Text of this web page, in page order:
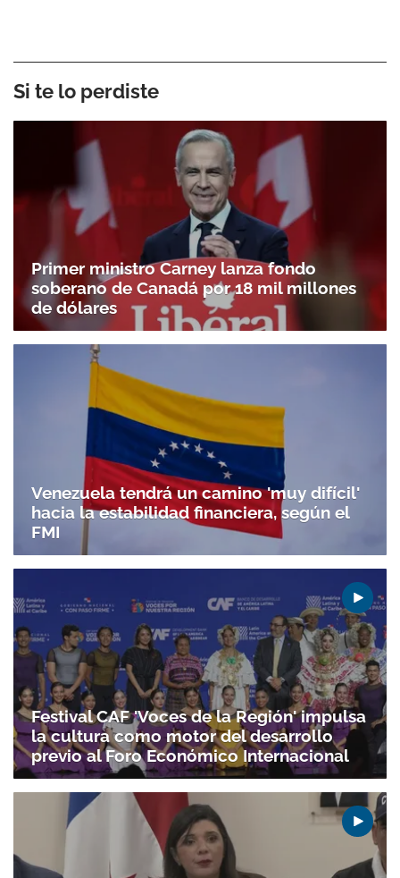
Si te lo perdiste
Primer ministro Carney lanza fondo
soberano de Canadá por 18 mil millones
de dólares
Venezuela tendrá un camino 'muy difícil'
hacia la estabilidad financiera, según el
FMI
Festival CAF 'Voces de la Región' impulsa
la cultura como motor del desarrollo
previo al Foro Económico Internacional